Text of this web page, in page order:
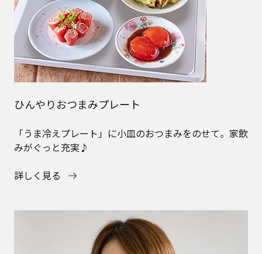
ひんやりおつまみプレート
「うま冷えプレート」に小皿のおつまみをのせて。家飲
みがぐっと充実♪
詳しく見る